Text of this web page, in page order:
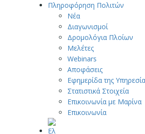
Πληροφόρηση Πολιτών
Νέα
Διαγωνισμοί
Δρομολόγια Πλοίων
Μελέτες
Webinars
Αποφάσεις
Εφημερίδα της
Στατιστικά Στοιχεία
Επικοινωνία με Μαρίνα
Επικοινωνία